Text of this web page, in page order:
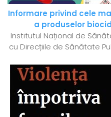
Informare privind cele
a produselor
Institutul Național de
cu Direcțiile de Sănătate